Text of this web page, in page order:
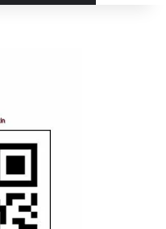
for